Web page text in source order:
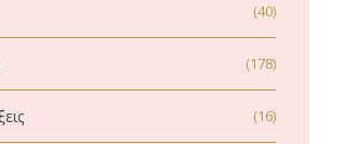
(40)
(178)
(16)